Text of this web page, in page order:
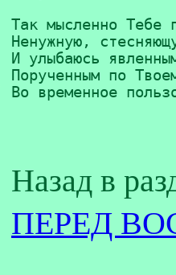
Так мысленно Тебе
Ненужную,
И улыбаюсь
Порученным по
Назад в
ПЕРЕД